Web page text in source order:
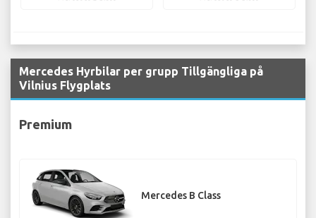
Mercedes Hyrbilar per grupp Tillgängliga på
Vilnius Flygplats
Premium
Mercedes B Class